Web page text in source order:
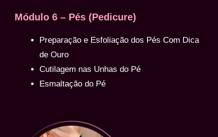
Módulo 6 – Pés (Pedicure)
Preparação e Esfoliação dos Pés Com Dica
de Ouro
Cutilagem nas Unhas do Pé
Esmaltação do Pé